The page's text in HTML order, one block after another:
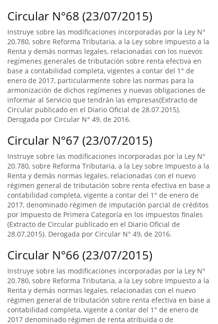
Circular N°68 (23/07/2015)
Instruye sobre las modificaciones incorporadas por la Ley N°
20.780, sobre Reforma Tributaria, a la Ley sobre Impuesto a la
Renta y demás normas legales, relacionadas con los nuevos
regímenes generales de tributación sobre renta efectiva en
base a contabilidad completa, vigentes a contar del 1° de
enero de 2017, particularmente sobre las normas para la
armonización de dichos regímenes y nuevas obligaciones de
informar al Servicio que tendrán las empresas(Extracto de
Circular publicado en el Diario Oficial de 28.07.2015).
Derogada por Circular N° 49, de 2016.
Circular N°67 (23/07/2015)
Instruye sobre las modificaciones incorporadas por la Ley N°
20.780, sobre Reforma Tributaria, a la Ley sobre Impuesto a la
Renta y demás normas legales, relacionadas con el nuevo
régimen general de tributación sobre renta efectiva en base a
contabilidad completa, vigente a contar del 1° de enero de
2017, denominado régimen de imputación parcial de créditos
por Impuesto de Primera Categoría en los impuestos finales
(Extracto de Circular publicado en el Diario Oficial de
28.07.2015). Derogada por Circular N° 49, de 2016.
Circular N°66 (23/07/2015)
Instruye sobre las modificaciones incorporadas por la Ley N°
20.780, sobre Reforma Tributaria, a la Ley sobre Impuesto a la
Renta y demás normas legales, relacionadas con el nuevo
régimen general de tributación sobre renta efectiva en base a
contabilidad completa, vigente a contar del 1° de enero de
2017 denominado régimen de renta atribuida o de